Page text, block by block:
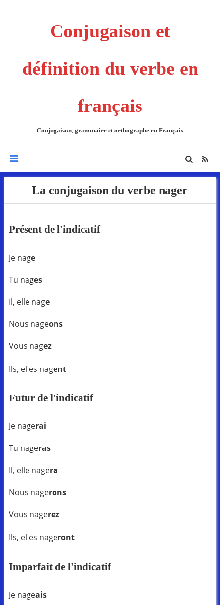
Conjugaison et
définition du verbe en
français
Conjugaison, grammaire et orthographe en Français
La conjugaison du verbe nager
Présent de l'indicatif
Je nage
Tu nages
Il, elle nage
Nous nageons
Vous nagez
Ils, elles nagent
Futur de l'indicatif
Je nagerai
Tu nageras
Il, elle nagera
Nous nagerons
Vous nagerez
Ils, elles nageront
Imparfait de l'indicatif
Je nageais